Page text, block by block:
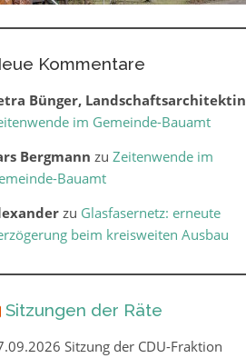
Kommentare
Bünger, Landschaftsarchitektin
im Gemeinde-Bauamt
Bergmann zu Zeitenwende im
Bauamt
zu Glasfasernetz: erneute
beim kreisweiten Ausbau
Sitzungen der Räte
Sitzung der CDU-Fraktion